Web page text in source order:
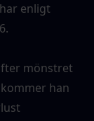
enligt
mönstret
han